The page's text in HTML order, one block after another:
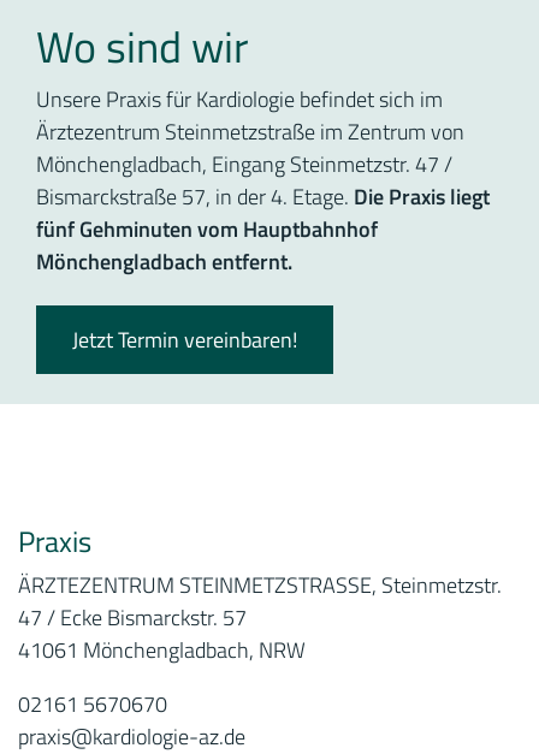
Wo sind wir
Unsere Praxis für Kardiologie befindet sich im
Ärztezentrum Steinmetzstraße im Zentrum von
Mönchengladbach, Eingang Steinmetzstr. 47 /
Bismarckstraße 57, in der 4. Etage. Die Praxis liegt
fünf Gehminuten vom Hauptbahnhof
Mönchengladbach entfernt.
Jetzt Termin vereinbaren!
Praxis
ÄRZTEZENTRUM STEINMETZSTRASSE, Steinmetzstr.
47 / Ecke Bismarckstr. 57
41061 Mönchengladbach, NRW
02161 5670670
praxis@kardiologie-az.de